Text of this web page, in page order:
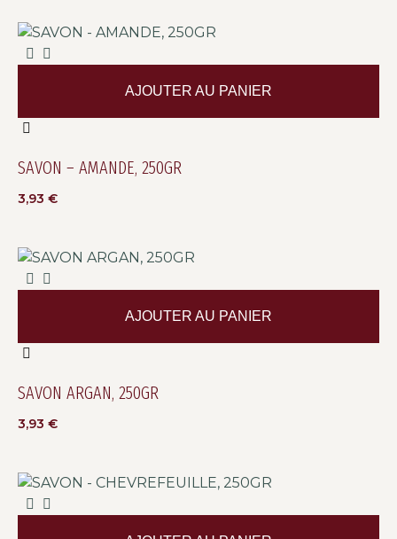
SAVON – AMANDE, 250GR
3,93 €
AJOUTER AU PANIER
SAVON ARGAN, 250GR
3,93 €
AJOUTER AU PANIER